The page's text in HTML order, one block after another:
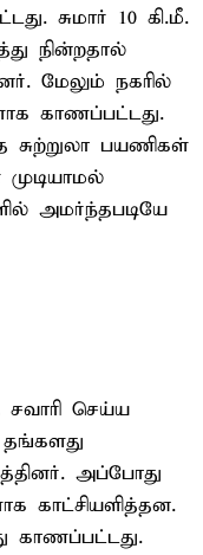
சுமார் 10 கி.மீ.
நின்றதால்
மேலும் நகரில்
காணப்பட்டது.
பயணிகள்
அமர்ந்தபடியே
சவாரி செய்ய
அப்போது
காட்சியளித்தன.
காணப்பட்டது.